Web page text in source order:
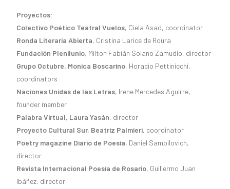
Proyectos:
Colectivo Poético Teatral Vuelos, Ciela Asad, coordinator
Ronda Literaria Abierta, Cristina Larice de Roura
Fundación Plenilunio, Milton Fabián Solano Zamudio, director
Grupo Octubre, Monica Boscarino, Horacio Pettinicchi,
coordinators
Naciones Unidas de las Letras, Irene Mercedes Aguirre,
founder member
Palabra Virtual, Laura Yasán, director
Proyecto Cultural Sur, Beatriz Palmieri, coordinator
Poetry magazine Diario de Poesía, Daniel Samoilovich,
director
Revista Internacional Poesía de Rosario, Guillermo Juan
Ibáñez, director